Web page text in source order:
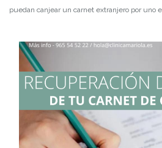
puedan canjear un carnet extranjero por uno